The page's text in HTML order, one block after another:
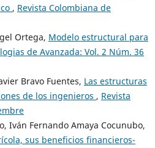
, Revista Colombiana de
Ortega, Modelo estructural para
de Avanzada: Vol. 2 Núm. 36
Bravo Fuentes, Las estructuras
de los ingenieros , Revista
Iván Fernando Amaya Cocunubo,
sus beneficios financieros-